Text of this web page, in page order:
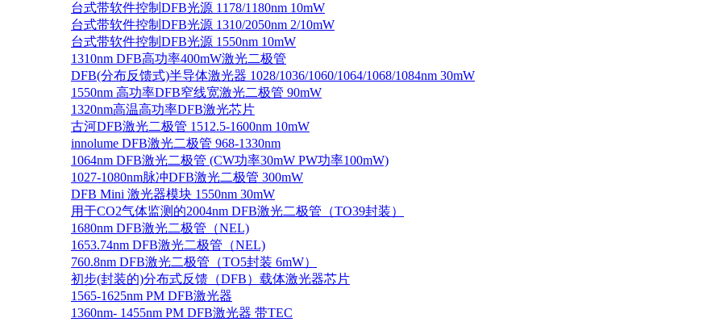
台式带软件控制DFB光源 1178/1180nm 10mW
台式带软件控制DFB光源 1310/2050nm 2/10mW
台式带软件控制DFB光源 1550nm 10mW
1310nm DFB高功率400mW激光二极管
DFB(分布反馈式)半导体激光器 1028/1036/1060/1064/1068/1084nm 30mW
1550nm 高功率DFB窄线宽激光二极管 90mW
1320nm高温高功率DFB激光芯片
古河DFB激光二极管 1512.5-1600nm 10mW
innolume DFB激光二极管 968-1330nm
1064nm DFB激光二极管 (CW功率30mW PW功率100mW)
1027-1080nm脉冲DFB激光二极管 300mW
DFB Mini 激光器模块 1550nm 30mW
用于CO2气体监测的2004nm DFB激光二极管（TO39封装）
1680nm DFB激光二极管（NEL)
1653.74nm DFB激光二极管（NEL)
760.8nm DFB激光二极管（TO5封装 6mW）
初步(封装的)分布式反馈（DFB）载体激光器芯片
1565-1625nm PM DFB激光器
1360nm- 1455nm PM DFB激光器 带TEC